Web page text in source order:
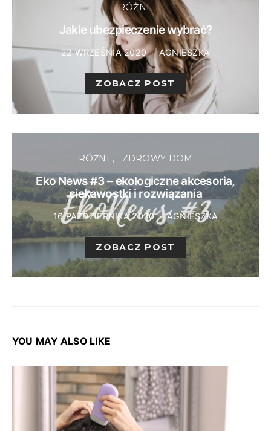
RÓŻNE
Jakie ubezpieczenie wybrać?
22 WRZEŚNIA 2020 AGNIESZKA
ZOBACZ POST
RÓŻNE ZDROWY DOM
Eko News #3 – ekologiczne akcesoria,
ciekawostki i rozwiązania
16 PAŹDZIERNIKA 2020 AGNIESZKA
ZOBACZ POST
YOU MAY ALSO LIKE